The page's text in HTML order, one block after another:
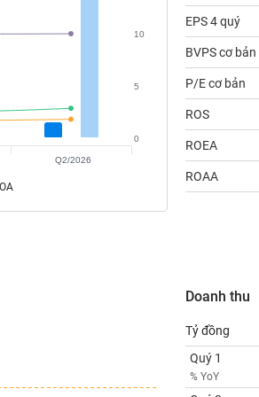
0
5
10
Q2/2026
EPS 4 quý
BVPS cơ bản
P/E cơ bản
ROS
ROEA
ROAA
Doanh thu
Tỷ đồng
Quý 1
% YoY